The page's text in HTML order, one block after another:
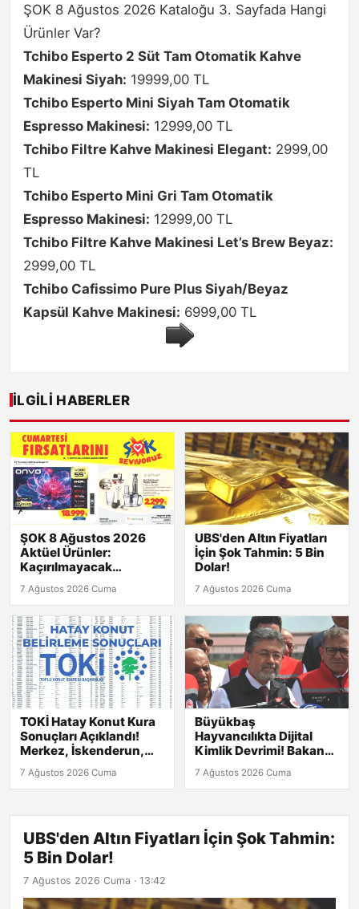
ŞOK 8 Ağustos 2026 Kataloğu 3. Sayfada Hangi
Ürünler Var?
Tchibo Esperto 2 Süt Tam Otomatik Kahve
Makinesi Siyah: 19999,00 TL
Tchibo Esperto Mini Siyah Tam Otomatik
Espresso Makinesi: 12999,00 TL
Tchibo Filtre Kahve Makinesi Elegant: 2999,00
TL
Tchibo Esperto Mini Gri Tam Otomatik
Espresso Makinesi: 12999,00 TL
Tchibo Filtre Kahve Makinesi Let’s Brew Beyaz:
2999,00 TL
Tchibo Cafissimo Pure Plus Siyah/Beyaz
Kapsül Kahve Makinesi: 6999,00 TL
İLGILI HABERLER
ŞOK 8 Ağustos 2026
Aktüel Ürünler:
Kaçırılmayacak
Fırsatlar!
7 Ağustos 2026 Cuma
UBS'den Altın Fiyatları
İçin Şok Tahmin: 5 Bin
Dolar!
7 Ağustos 2026 Cuma
TOKİ Hatay Konut Kura
Sonuçları Açıklandı!
Merkez, İskenderun,
Kırıkhan ve Diğer
İlçelerdeki Listeler
Burada
7 Ağustos 2026 Cuma
Büyükbaş
Hayvancılıkta Dijital
Kimlik Devrimi! Bakan
Yumaklı Açıkladı
7 Ağustos 2026 Cuma
UBS'den Altın Fiyatları İçin Şok Tahmin:
5 Bin Dolar!
7 Ağustos 2026 Cuma · 13:42